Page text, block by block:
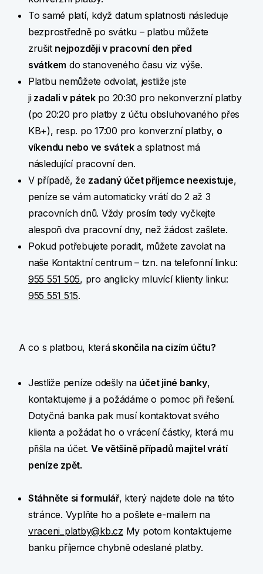
To samé platí, když datum splatnosti následuje
bezprostředně po svátku – platbu můžete
zrušit nejpozději v pracovní den před
svátkem do stanoveného času viz výše.
Platbu nemůžete odvolat, jestliže jste
jizadali v pátekpo 20:30 pro nekonverzní platby
(po 20:20 pro platby z účtu obsluhovaného přes
KB+), resp. po 17:00 pro konverzní platby, o
víkendu nebo ve sváteka splatnost má
následující pracovní den.
V případě, že zadaný účet příjemce neexistuje,
peníze se vám automaticky vrátí do 2 až 3
pracovních dnů. Vždy prosím tedy vyčkejte
alespoň dva pracovní dny, než žádost zašlete.
Pokud potřebujete poradit, můžete zavolat na
naše Kontaktní centrum – tzn. na telefonní linku:
955 551 505, pro anglicky mluvící klienty linku:
955 551 515.
A co s platbou, kteráskončila na cizím účtu?
Jestliže peníze odešly na účet jiné banky,
kontaktujeme ji a požádáme o pomoc při řešení.
Dotyčná banka pak musí kontaktovat svého
klienta a požádat ho o vrácení částky, která mu
přišla na účet. Ve většině případů majitel vrátí
peníze zpět.
Stáhněte si formulář, který najdete dole na této
stránce. Vyplňte ho a pošlete e-mailem na
vraceni_platby@kb.cz My potom kontaktujeme
banku příjemce chybně odeslané platby.